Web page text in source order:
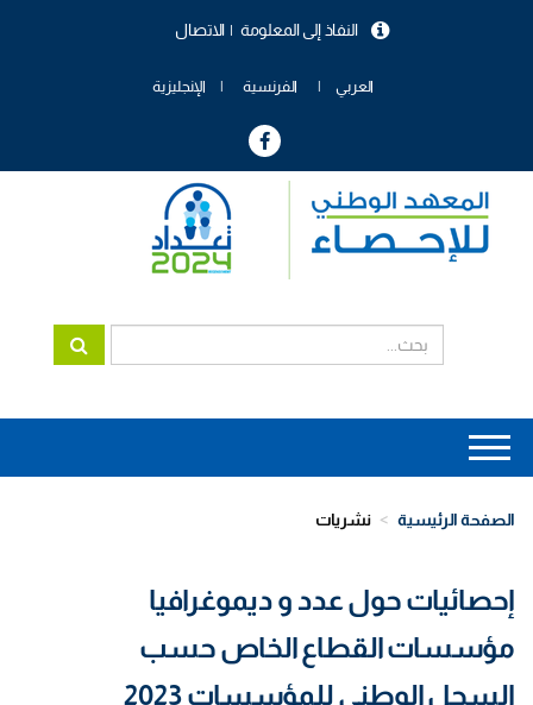
الاتصال النفاذ إلى المعلومة
العربي الفرنسية الإنجليزية
Main
navigation
الصفحة الرئيسية نشريات
إحصائيات حول عدد و ديموغرافيا
مؤسسات القطاع الخاص حسب
السجل الوطني للمؤسسات 2023